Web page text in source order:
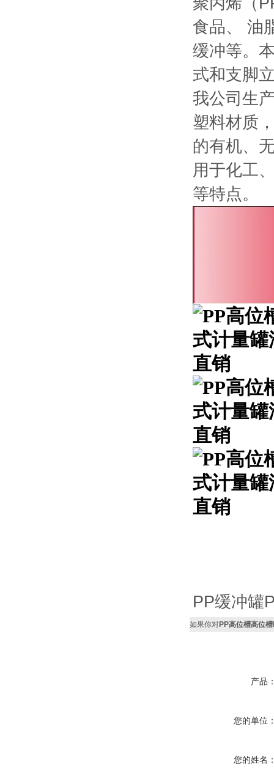
食品、 油
缓冲等。
式和支脚
我公司生
塑料材质
的有机、
用于化工
等特点。
PP缓冲罐
如果你对PP高位槽高位
产品
您的单位
您的姓名